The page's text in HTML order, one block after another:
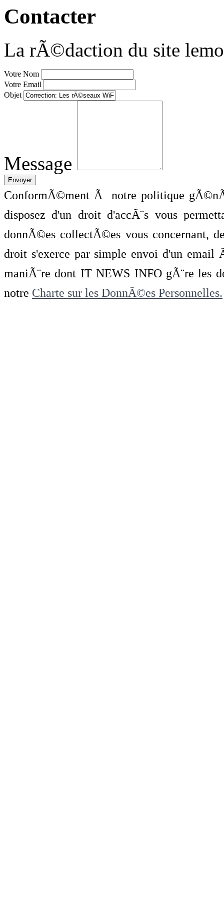
Contacter
La rÃ©daction du site
Votre Nom
Votre Email
Objet
Message
ConformÃ©ment Ã notre politique
disposez d'un droit d'accÃ¨s vous
donnÃ©es collectÃ©es vous concernant,
droit s'exerce par simple envoi d'un
maniÃ¨re dont IT NEWS INFO gÃ¨re les
notre Charte sur les DonnÃ©es Personnelles.